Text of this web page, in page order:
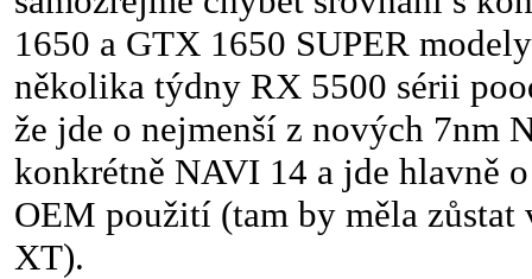
1650 a GTX 1650 SUPER
několika týdny RX 5500 sérii
že jde o nejmenší z nových 7nm
konkrétně NAVI 14 a jde hlavně
OEM použití (tam by měla zůstat
XT).